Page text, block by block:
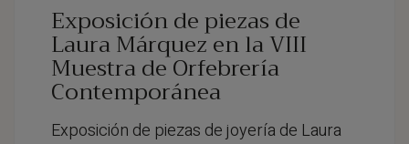
Exposición de piezas de
Laura Márquez en la VIII
Muestra de Orfebrería
Contemporánea
Exposición de piezas de joyería de Laura